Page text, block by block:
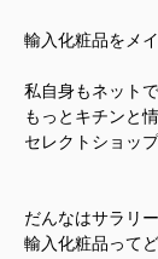
輸入化粧品をメ
私自身もネット
もっとキチンと
セレクトショッ
だんなはサラリ
輸入化粧品って